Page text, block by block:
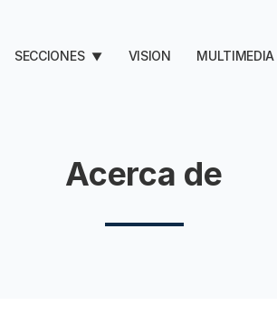
SECCIONES ▼ VISION MULTIMEDIA
Acerca de